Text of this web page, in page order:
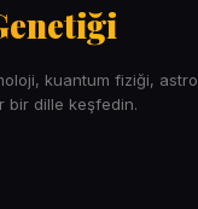
kuantum fiziği,
bir dille keşfedin.